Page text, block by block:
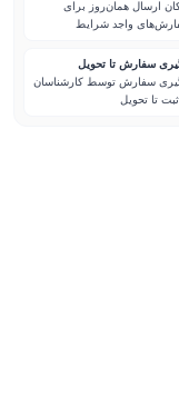
ارسال همان‌روز برای
واجد شرایط
سفارش تا تحویل
سفارش توسط کارشناسان
ثبت تا تحویل